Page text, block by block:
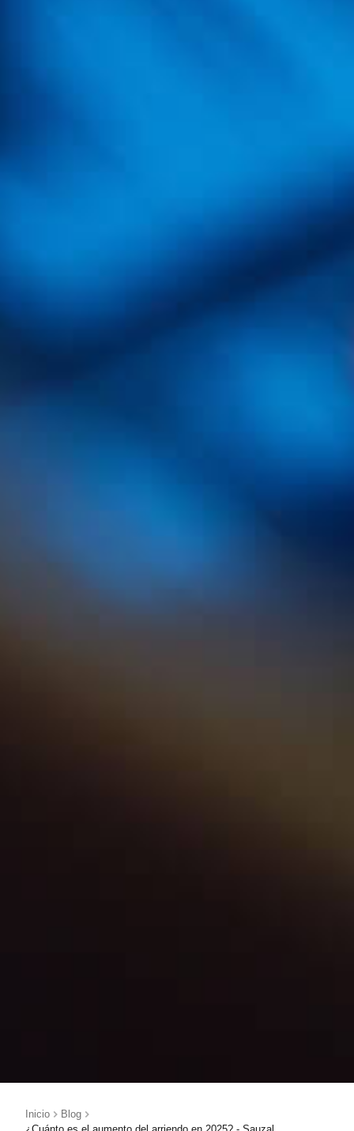
Inicio
Blog